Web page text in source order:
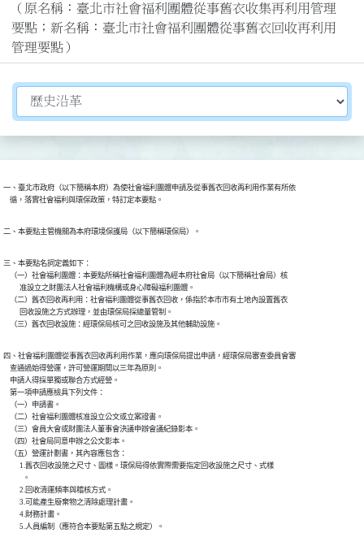
（原名稱：臺北市社會福利團體從事舊衣收集再利用管理
要點；新名稱：臺北市社會福利團體從事舊衣回收再利用
管理要點）
切換選擇法規資訊內容
一、臺北市政府（以下簡稱本府）為使社會福利團體申請及從事舊衣回收再利用作業有所依
    循，落實社會福利與環保政策，特訂定本要點。
二、本要點主管機關為本府環境保護局（以下簡稱環保局）。
三、本要點名詞定義如下：
    （一）社會福利團體：本要點所稱社會福利團體為經本府社會局（以下簡稱社會局）核
          准設立之財團法人社會福利機構或身心障礙福利團體。
    （二）舊衣回收再利用：社會福利團體從事舊衣回收，係指於本市市有土地內設置舊衣
          回收設施之方式辦理，並由環保局採總量管制。
    （三）舊衣回收設施：經環保局核可之回收設施及其他輔助設施。
四、社會福利團體從事舊衣回收再利用作業，應向環保局提出申請，經環保局審查委員會審
    查通過始得營運，許可營運期間以三年為原則。
    申請人得採單獨或聯合方式經營。
    第一項申請應檢具下列文件：
    （一）申請書。
    （二）社會福利團體核准設立公文或立案證書。
    （三）會員大會或財團法人董事會決議申辦會議紀錄影本。
    （四）社會局同意申辦之公文影本。
    （五）營運計劃書，其內容應包含：
          1.舊衣回收設施之尺寸、圖樣。環保局得依實際需要指定回收設施之尺寸、式樣
            。
          2.回收清運頻率與稽核方式。
          3.可能產生廢棄物之清除處理計畫。
          4.財務計畫。
          5.人員編制（應符合本要點第五點之規定）。